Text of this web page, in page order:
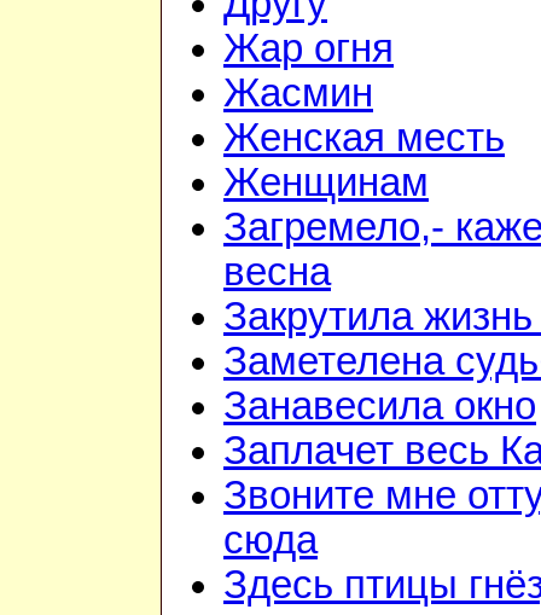
Жар огня
Жасмин
Женская месть
Женщинам
Загремело,-
весна
Закрутила жизнь
Заметелена
Занавесила окно
Заплачет весь
Звоните мне
сюда
Здесь птицы